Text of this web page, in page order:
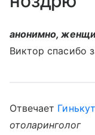
анонимно,
Виктор спасибо
Отвечает
отоларинголог